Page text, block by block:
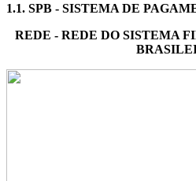
1.1. SPB - SISTEMA DE
REDE - REDE DO SISTEMA